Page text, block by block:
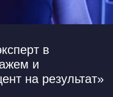
в
и
на результат»